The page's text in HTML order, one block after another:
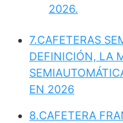
2026.
7.CAFETERAS
DEFINICIÓN, LA
EN 2026
8.CAFETERA